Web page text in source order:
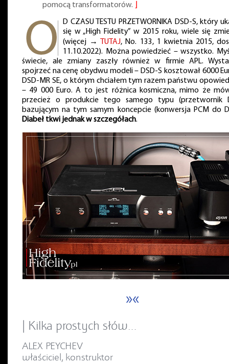
pomocą transformatorów.
D CZASU TESTU PRZETWORNIKA DSD-S, który
się w „High Fidelity” w 2015 roku, wiele się
(więcej →
TUTAJ, No. 133, 1 kwietnia 2015,
11.10.2022). Można powiedzieć – wszystko.
świecie, ale zmiany zaszły również w firmie APL.
spojrzeć na cenę obydwu modeli – DSD-S kosztował 6000
DSD-MR SE, o którym chciałem tym razem państwu
– 49 000 Euro. A to jest różnica kosmiczna, mimo że
przecież o produkcie tego samego typu (przetwornik
bazującym na tym samym koncepcie (konwersja PCM do
Diabeł tkwi jednak w szczegółach.
»«
| Kilka prostych słów…
ALEX PEYCHEV
właściciel, konstruktor